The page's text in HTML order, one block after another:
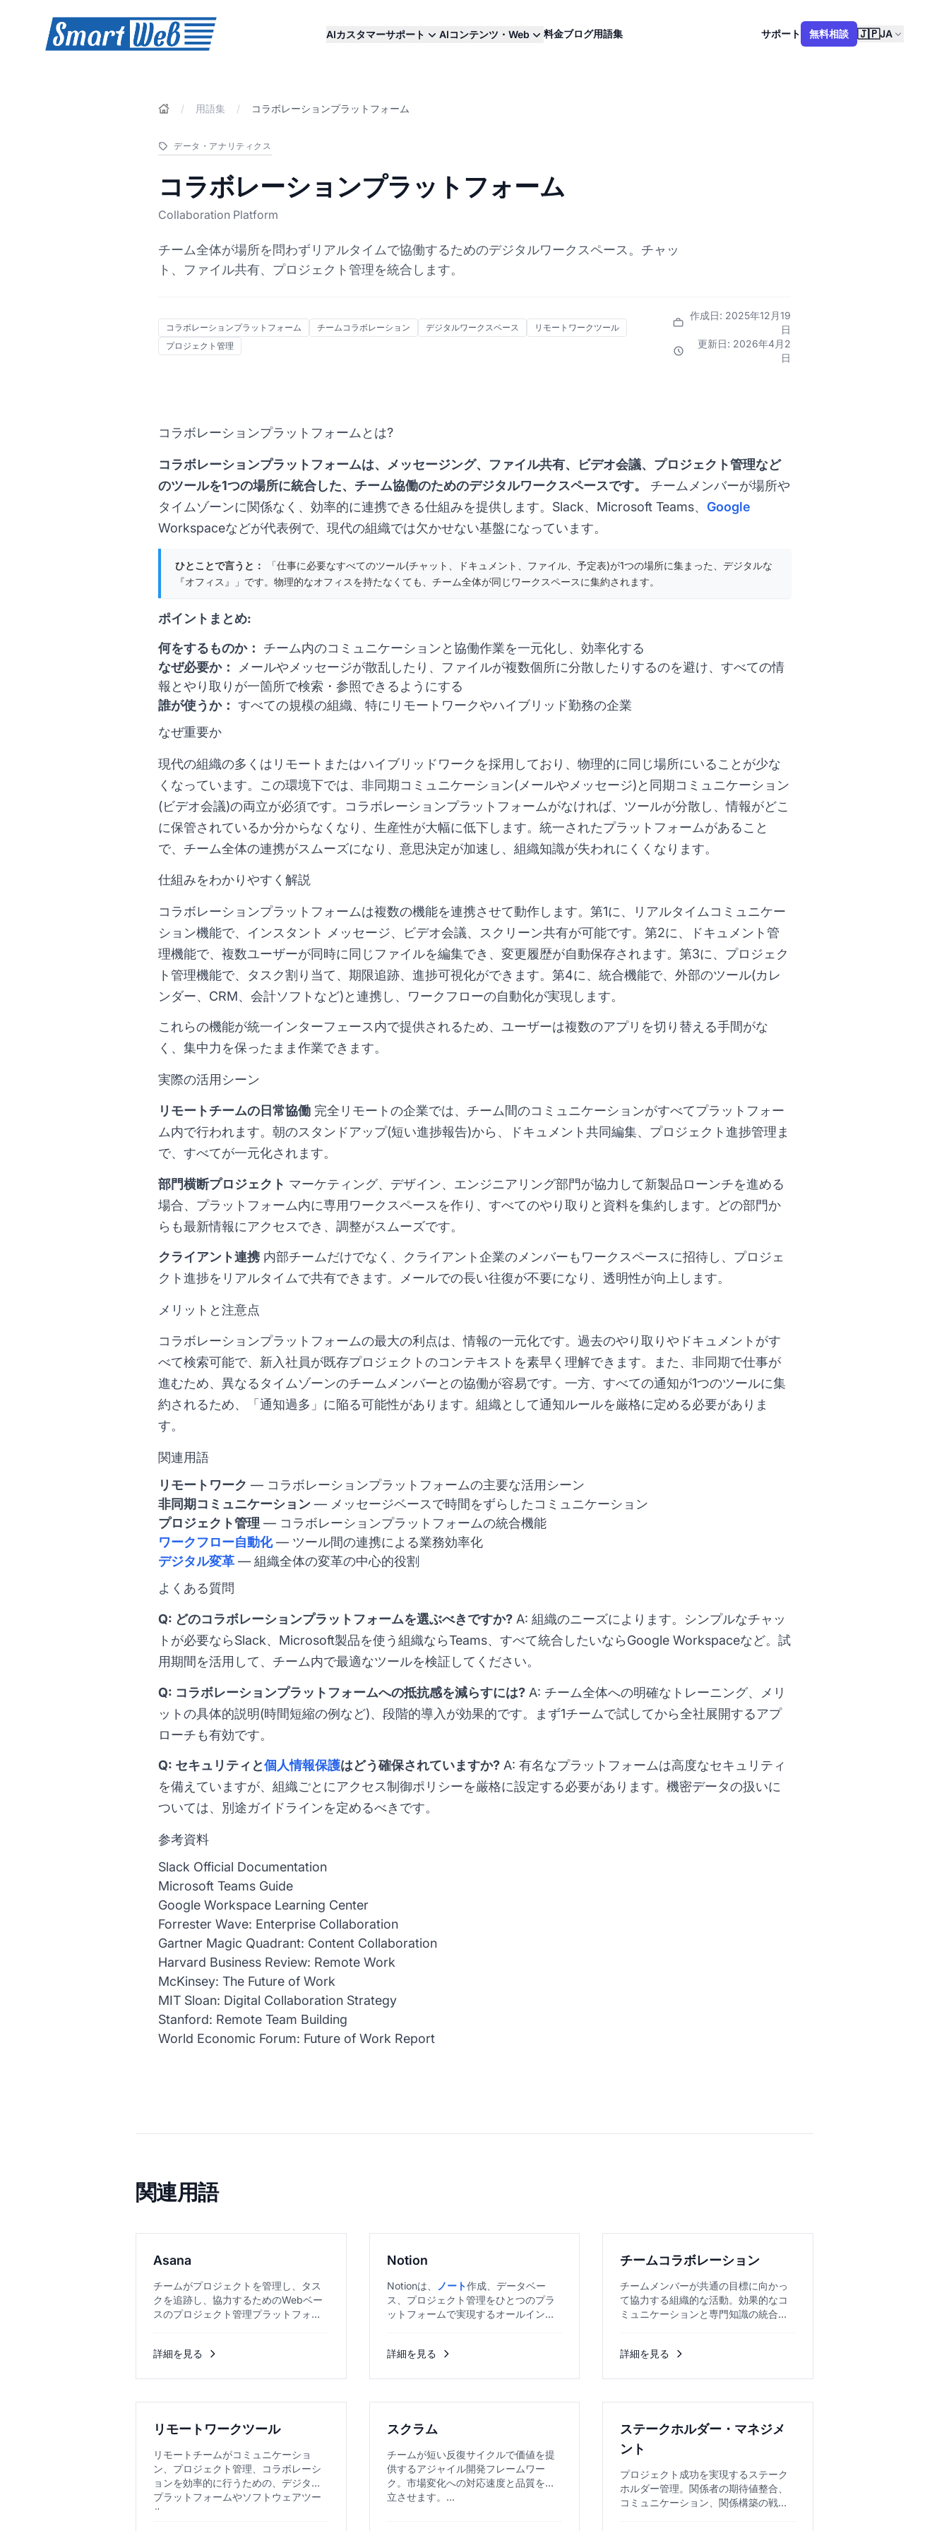
SmartWeb
AIカスタマーサポート AIコンテンツ・Web 料金ブログ用語集 サポート 無料相談 🇯🇵JA
/ 用語集 / コラボレーションプラットフォーム
データ・アナリティクス
コラボレーションプラットフォーム
Collaboration Platform
チーム全体が場所を問わずリアルタイムで協働するためのデジタルワークスペース。チャッ
ト、ファイル共有、プロジェクト管理を統合します。
コラボレーションプラットフォーム チームコラボレーション デジタルワークスペース
リモートワークツール
プロジェクト管理
作成日: 2025年12月19
日
更新日: 2026年4月2
日
コラボレーションプラットフォームとは?
コラボレーションプラットフォームは、メッセージング、ファイル共有、ビデオ会議、プロジェクト管理など
のツールを1つの場所に統合した、チーム協働のためのデジタルワークスペースです。
チームメンバーが場所や
タイムゾーンに関係なく、効率的に連携できる仕組みを提供します。Slack、Microsoft Teams、 Google
Workspaceなどが代表例で、現代の組織では欠かせない基盤になっています。
ひとことで言うと：
「仕事に必要なすべてのツール(チャット、ドキュメント、ファイル、予定表)が1つの場所に集まった、デジタルな
『オフィス』」です。物理的なオフィスを持たなくても、チーム全体が同じワークスペースに集約されます。
ポイントまとめ:
何をするものか：
チーム内のコミュニケーションと協働作業を一元化し、効率化する
なぜ必要か：
メールやメッセージが散乱したり、ファイルが複数個所に分散したりするのを避け、すべての情
報とやり取りが一箇所で検索・参照できるようにする
誰が使うか： すべての規模の組織、特にリモートワークやハイブリッド勤務の企業
なぜ重要か
現代の組織の多くはリモートまたはハイブリッドワークを採用しており、物理的に同じ場所にいることが少な
くなっています。この環境下では、非同期コミュニケーション(メールやメッセージ)と同期コミュニケーション
(ビデオ会議)の両立が必須です。コラボレーションプラットフォームがなければ、ツールが分散し、情報がどこ
に保管されているか分からなくなり、生産性が大幅に低下します。統一されたプラットフォームがあること
で、チーム全体の連携がスムーズになり、意思決定が加速し、組織知識が失われにくくなります。
仕組みをわかりやすく解説
コラボレーションプラットフォームは複数の機能を連携させて動作します。第1に、リアルタイムコミュニケー
ション機能で、インスタント メッセージ、ビデオ会議、スクリーン共有が可能です。第2に、ドキュメント管
理機能で、複数ユーザーが同時に同じファイルを編集でき、変更履歴が自動保存されます。第3に、プロジェク
ト管理機能で、タスク割り当て、期限追跡、進捗可視化ができます。第4に、統合機能で、外部のツール(カレ
ンダー、CRM、会計ソフトなど)と連携し、ワークフローの自動化が実現します。
これらの機能が統一インターフェース内で提供されるため、ユーザーは複数のアプリを切り替える手間がな
く、集中力を保ったまま作業できます。
実際の活用シーン
リモートチームの日常協働 完全リモートの企業では、チーム間のコミュニケーションがすべてプラットフォー
ム内で行われます。朝のスタンドアップ(短い進捗報告)から、ドキュメント共同編集、プロジェクト進捗管理ま
で、すべてが一元化されます。
部門横断プロジェクト マーケティング、デザイン、エンジニアリング部門が協力して新製品ローンチを進める
場合、プラットフォーム内に専用ワークスペースを作り、すべてのやり取りと資料を集約します。どの部門か
らも最新情報にアクセスでき、調整がスムーズです。
クライアント連携 内部チームだけでなく、クライアント企業のメンバーもワークスペースに招待し、プロジェ
クト進捗をリアルタイムで共有できます。メールでの長い往復が不要になり、透明性が向上します。
メリットと注意点
コラボレーションプラットフォームの最大の利点は、情報の一元化です。過去のやり取りやドキュメントがす
べて検索可能で、新入社員が既存プロジェクトのコンテキストを素早く理解できます。また、非同期で仕事が
進むため、異なるタイムゾーンのチームメンバーとの協働が容易です。一方、すべての通知が1つのツールに集
約されるため、「通知過多」に陥る可能性があります。組織として通知ルールを厳格に定める必要がありま
す。
関連用語
リモートワーク — コラボレーションプラットフォームの主要な活用シーン
非同期コミュニケーション — メッセージベースで時間をずらしたコミュニケーション
プロジェクト管理 — コラボレーションプラットフォームの統合機能
ワークフロー自動化— ツール間の連携による業務効率化
デジタル変革 — 組織全体の変革の中心的役割
よくある質問
Q: どのコラボレーションプラットフォームを選ぶべきですか? A: 組織のニーズによります。シンプルなチャッ
トが必要ならSlack、Microsoft製品を使う組織ならTeams、すべて統合したいならGoogle Workspaceなど。試
用期間を活用して、チーム内で最適なツールを検証してください。
Q: コラボレーションプラットフォームへの抵抗感を減らすには? A: チーム全体への明確なトレーニング、メリ
ットの具体的説明(時間短縮の例など)、段階的導入が効果的です。まず1チームで試してから全社展開するアプ
ローチも有効です。
Q: セキュリティと個人情報保護はどう確保されていますか? A: 有名なプラットフォームは高度なセキュリティ
を備えていますが、組織ごとにアクセス制御ポリシーを厳格に設定する必要があります。機密データの扱いに
ついては、別途ガイドラインを定めるべきです。
参考資料
Slack Official Documentation
Microsoft Teams Guide
Google Workspace Learning Center
Forrester Wave: Enterprise Collaboration
Gartner Magic Quadrant: Content Collaboration
Harvard Business Review: Remote Work
McKinsey: The Future of Work
MIT Sloan: Digital Collaboration Strategy
Stanford: Remote Team Building
World Economic Forum: Future of Work Report
関連用語
Asana
チームがプロジェクトを管理し、タス
クを追跡し、協力するためのWebベー
スのプロジェクト管理プラットフォー
詳細を見る
Notion
Notionは、 ノート作成、データベー
ス、プロジェクト管理をひとつのプラ
ットフォームで実現するオールインワ
詳細を見る
チームコラボレーション
チームメンバーが共通の目標に向かっ
て協力する組織的な活動。効果的なコ
ミュニケーションと専門知識の統合を
詳細を見る
リモートワークツール
リモートチームがコミュニケーショ
ン、プロジェクト管理、コラボレーシ
ョンを効率的に行うための、デジタル
プラットフォームやソフトウェアツー
ル。...
スクラム
チームが短い反復サイクルで価値を提
供するアジャイル開発フレームワー
ク。市場変化への対応速度と品質を両
立させます。...
ステークホルダー・マネジメ
ント
プロジェクト成功を実現するステーク
ホルダー管理。関係者の期待値整合、
コミュニケーション、関係構築の戦略